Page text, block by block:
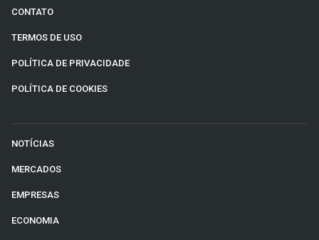
CONTATO
TERMOS DE USO
POLÍTICA DE PRIVACIDADE
POLÍTICA DE COOKIES
NOTÍCIAS
MERCADOS
EMPRESAS
ECONOMIA